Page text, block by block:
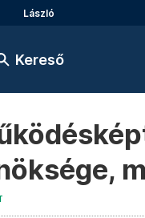
László
Kereső